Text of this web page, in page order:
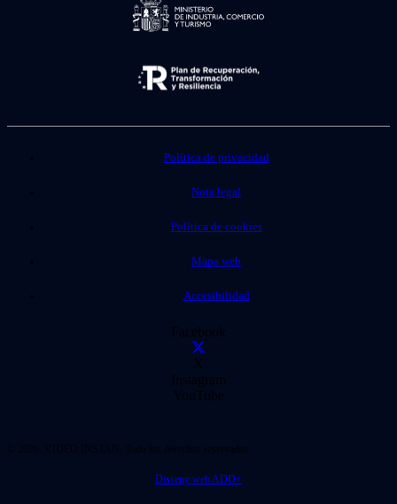
Política de privacidad
Nota legal
Política de cookies
Mapa web
Accesibilidad
Facebook
X
Instagram
YouTube
© 2026. VIDEO INSTAN. Todo los derechos reservados.
Disseny web ADD+